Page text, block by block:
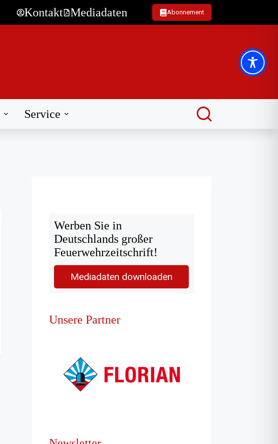
Kontakt Mediadaten Abonnement
Service
Werben Sie in
Deutschlands großer
Feuerwehrzeitschrift!
Mediadaten downloaden
Unsere Partner